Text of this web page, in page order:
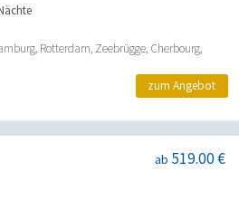
Rotterdam, Zeebrügge, Cherbourg,
zum Angebot
ab 519.00 €